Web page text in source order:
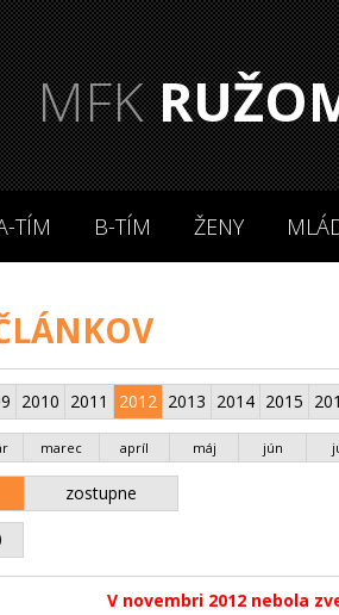
MFK
TÍM B-TÍM ŽENY
2010 2011 2012 2013 2014 2015
marec apríl máj jún
zostupne
V novembri 2012 nebola